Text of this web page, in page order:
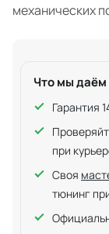
механических
Что мы даём
Гарантия
при
Своя
тюнинг